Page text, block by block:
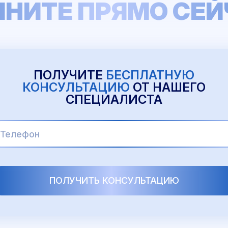
ПРЯМО
ПОЛУЧИТЕ БЕСПЛАТНУЮ
КОНСУЛЬТАЦИЮ ОТ НАШЕГО
СПЕЦИАЛИСТА